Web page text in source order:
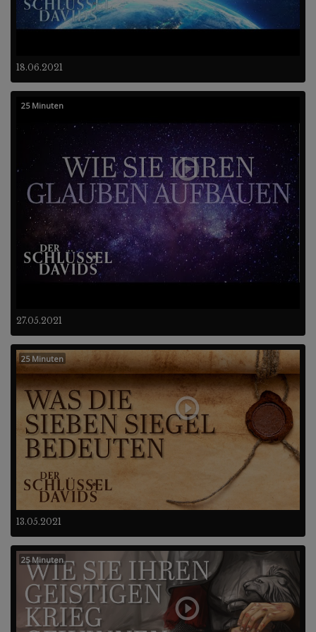
18.06.2021
27.05.2021
25 Minuten
13.05.2021
25 Minuten
25 Minuten